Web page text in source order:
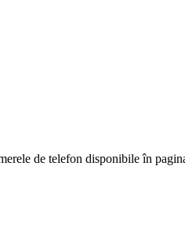
de telefon disponibile în